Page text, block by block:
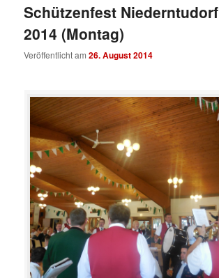
Schützenfest Niederntudorf
2014 (Montag)
Veröffentlicht am26. August 2014